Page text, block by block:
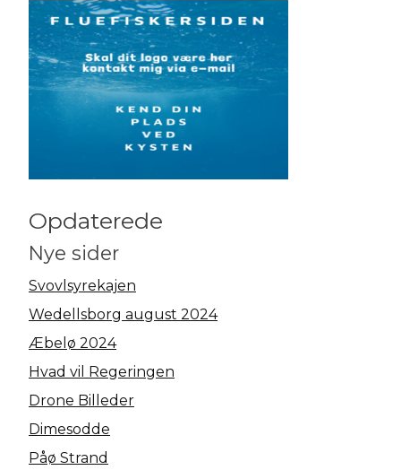
Opdaterede
Nye sider
Svovlsyrekajen
Wedellsborg august 2024
Æbelø 2024
Hvad vil Regeringen
Drone Billeder
Dimesodde
Påø Strand